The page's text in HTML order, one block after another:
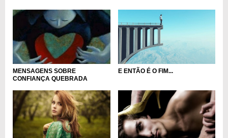
MENSAGENS SOBRE
CONFIANÇA QUEBRADA
E ENTÃO É O FIM...